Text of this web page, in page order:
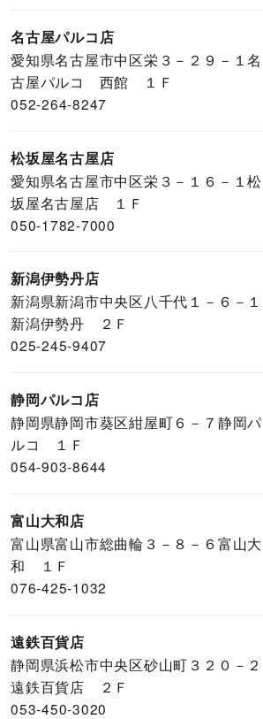
名古屋パルコ店
愛知県名古屋市中区栄３－２９－１名
古屋パルコ 西館 １Ｆ
052-264-8247
松坂屋名古屋店
愛知県名古屋市中区栄３－１６－１松
坂屋名古屋店 １Ｆ
050-1782-7000
新潟伊勢丹店
新潟県新潟市中央区八千代１－６－１
新潟伊勢丹 ２Ｆ
025-245-9407
静岡パルコ店
静岡県静岡市葵区紺屋町６－７静岡パ
ルコ １Ｆ
054-903-8644
富山大和店
富山県富山市総曲輪３－８－６富山大
和 １Ｆ
076-425-1032
遠鉄百貨店
静岡県浜松市中央区砂山町３２０－２
遠鉄百貨店 ２Ｆ
053-450-3020